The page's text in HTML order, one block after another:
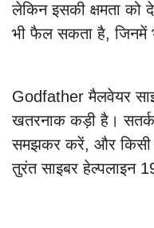
लेकिन इसकी क्षमता को
भी फैल सकता है, जिनमें
Godfather मैलवेयर
खतरनाक कड़ी है। सतर्क
समझकर करें, और किसी
तुरंत साइबर हेल्पलाइन